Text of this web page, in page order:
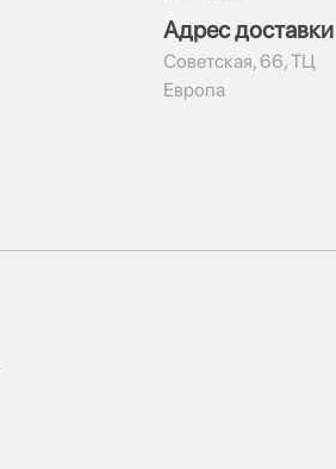
Адрес доставки
​Советская, 66, ТЦ
Европа